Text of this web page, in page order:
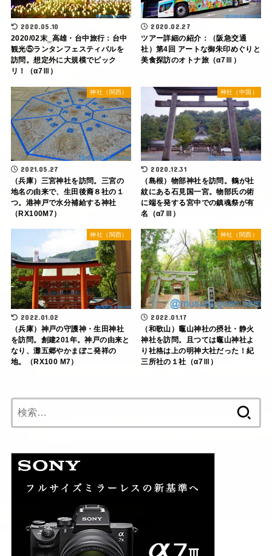
2020.05.10
2020/02末‗高雄・台中旅行：台中
観光⑤ランタンフェスティバルを
訪問。想定外に大規模でビック
リ！（α7Ⅲ）
2020.02.27
ツアー詳細の紹介：（阪急交通
社）第4回 アートな御朱印めぐりと
美食探訪のオトナ旅（α7Ⅲ）
神社（関西）
2021.05.27
（兵庫）三宮神社を訪問。三宮の
地名の由来で、生田後裔８社の１
つ。港神戸で水分補給する神社
（RX100M7）
神社（中国）
2020.12.31
（島根）物部神社を訪問。鶴が社
紋にある石見国一宮。物部氏の術
に端を発する宮中での鎮魂祭が有
名（α7Ⅲ）
神社（関西）
2022.01.02
（兵庫）神戸の守護神・生田神社
を訪問。創建201年。神戸の由来と
なり、灘五郷やかまぼこ発祥の
地。（RX100 M7）
神社（関西）
2022.01.17
（和歌山）竈山神社の摂社・静火
神社を訪問。且つては竈山神社よ
り社格は上の明神大社だった！紀
三所社の１社（α7Ⅲ）
索: